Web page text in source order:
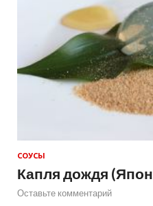
СОУСЫ
Капля дождя
Оставьте комментарий